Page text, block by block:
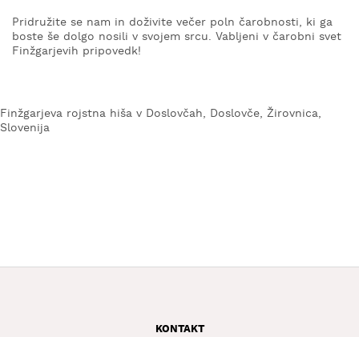
Pridružite se nam in doživite večer poln čarobnosti, ki ga
boste še dolgo nosili v svojem srcu. Vabljeni v čarobni svet
Finžgarjevih pripovedk!
Finžgarjeva rojstna hiša v Doslovčah, Doslovče, Žirovnica,
Slovenija
KONTAKT